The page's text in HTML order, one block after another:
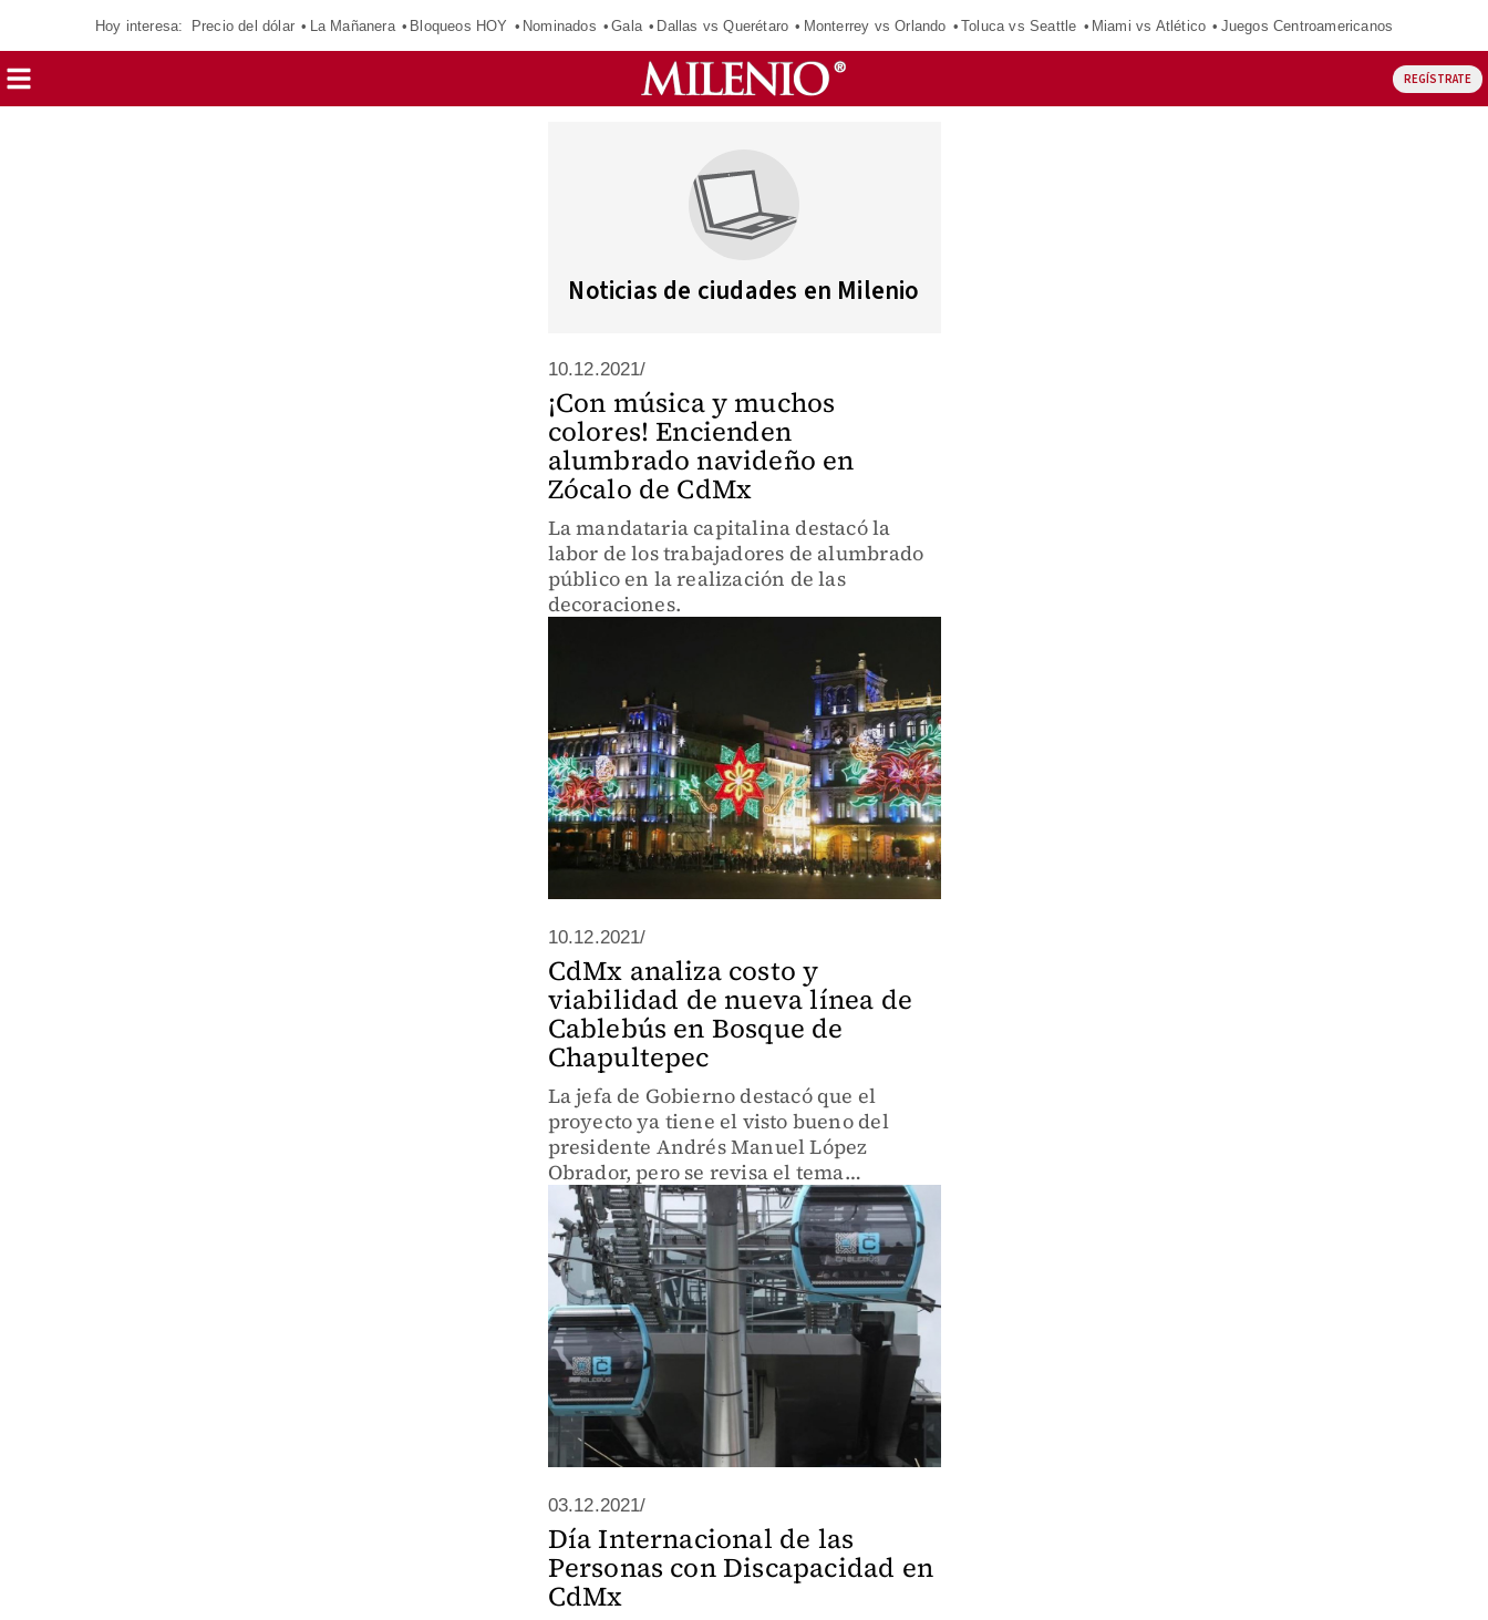
Hoy interesa: Precio del dólar La Mañanera Bloqueos HOY Nominados Gala Dallas vs Querétaro Monterrey vs Orlando Toluca vs Seattle Miami vs Atlético Juegos Centroamericanos
REGÍSTRATE
Noticias de ciudades en Milenio
10.12.2021/
¡Con música y muchos
colores! Encienden
alumbrado navideño en
Zócalo de CdMx
La mandataria capitalina destacó la
labor de los trabajadores de alumbrado
público en la realización de las
decoraciones.
10.12.2021/
CdMx analiza costo y
viabilidad de nueva línea de
Cablebús en Bosque de
Chapultepec
La jefa de Gobierno destacó que el
proyecto ya tiene el visto bueno del
presidente Andrés Manuel López
Obrador, pero se revisa el tema
presupuestal.
03.12.2021/
Día Internacional de las
Personas con Discapacidad en
CdMx